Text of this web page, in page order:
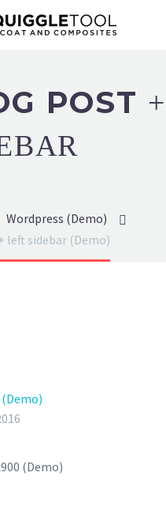
POST
Wordpress (Demo)
left sidebar (Demo)